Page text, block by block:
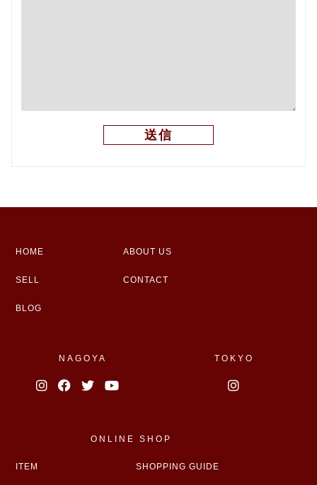
HOME ABOUT US
SELL CONTACT
BLOG
NAGOYA TOKYO
ONLINE SHOP
ITEM SHOPPING GUIDE